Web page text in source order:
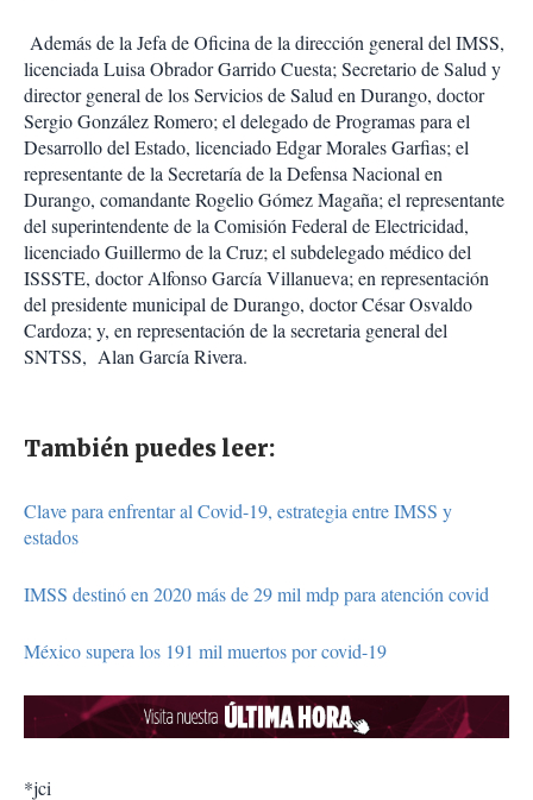
Además de la Jefa de Oficina de la dirección general del IMSS,
licenciada Luisa Obrador Garrido Cuesta; Secretario de Salud y
director general de los Servicios de Salud en Durango, doctor
Sergio González Romero; el delegado de Programas para el
Desarrollo del Estado, licenciado Edgar Morales Garfias; el
representante de la Secretaría de la Defensa Nacional en
Durango, comandante Rogelio Gómez Magaña; el representante
del superintendente de la Comisión Federal de Electricidad,
licenciado Guillermo de la Cruz; el subdelegado médico del
ISSSTE, doctor Alfonso García Villanueva; en representación
del presidente municipal de Durango, doctor César Osvaldo
Cardoza; y, en representación de la secretaria general del
SNTSS, Alan García Rivera.
También puedes leer:
Clave para enfrentar al Covid-19, estrategia entre IMSS y
estados
IMSS destinó en 2020 más de 29 mil mdp para atención covid
México supera los 191 mil muertos por covid-19
*jci